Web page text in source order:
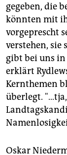
gegeben, die
könnten mit
vorgeprescht
verstehen, sie
gibt bei uns in
erklärt
Kernthemen
überlegt.
Oskar